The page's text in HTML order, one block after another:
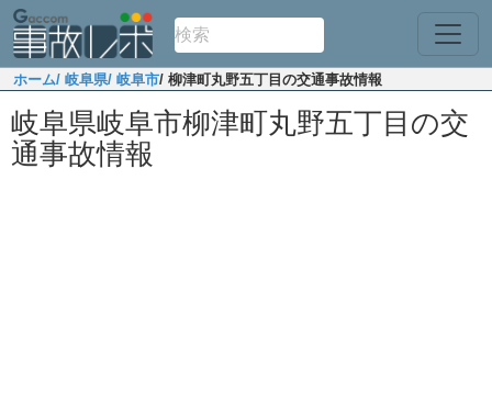
ホーム/ 岐阜県/ 岐阜市/ 柳津町丸野五丁目の交通事故情報
岐阜県岐阜市柳津町丸野五丁目の交
通事故情報